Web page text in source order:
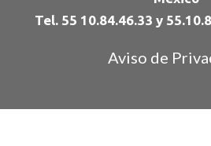
Tel. 55 10.84.46.33 y
Aviso de